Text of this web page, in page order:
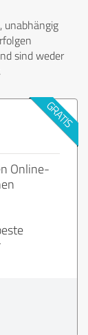
unabhängig
sind weder
Online-